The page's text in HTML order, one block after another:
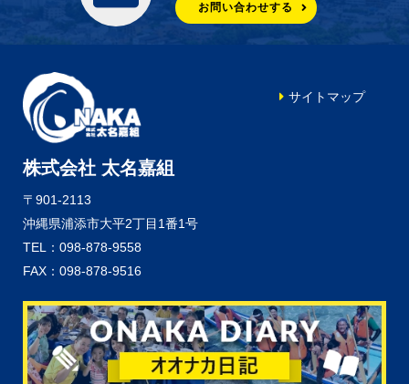
お問い合わせする
株式会社 太名嘉組
〒901-2113
沖縄県浦添市大平2丁目1番1号
TEL：098-878-9558
FAX：098-878-9516
サイトマップ